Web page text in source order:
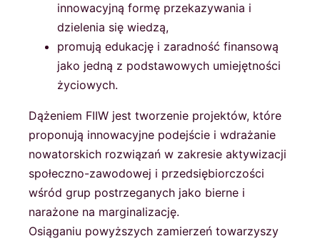
innowacyjną formę przekazywania i
dzielenia się wiedzą,
promują edukację i zaradność finansową
jako jedną z podstawowych umiejętności
życiowych.
Dążeniem FIIW jest tworzenie projektów, które
proponują innowacyjne podejście i wdrażanie
nowatorskich rozwiązań w zakresie aktywizacji
społeczno-zawodowej i przedsiębiorczości
wśród grup postrzeganych jako bierne i
narażone na marginalizację.
Osiąganiu powyższych zamierzeń towarzyszy